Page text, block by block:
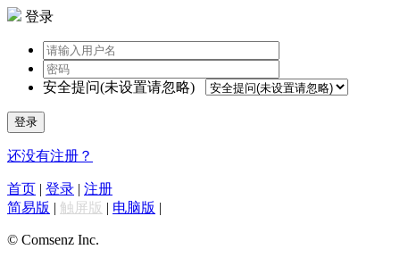
登录
安全提问(未设置请忽略)
登录
还没有注册？
首页 | 登录 | 注册
简易版 | 触屏版 | 电脑版 |
© Comsenz Inc.